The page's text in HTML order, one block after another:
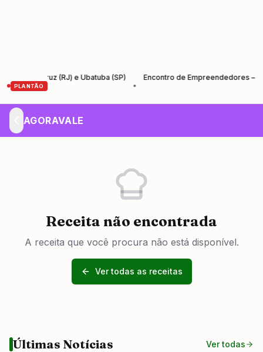
PLANTÃO
Cruz (RJ) e Ubatuba (SP)
Encontro de Empreendedores –
AGORAVALE
Receita não encontrada
A receita que você procura não está disponível.
Ver todas as receitas
Últimas Notícias Ver todas